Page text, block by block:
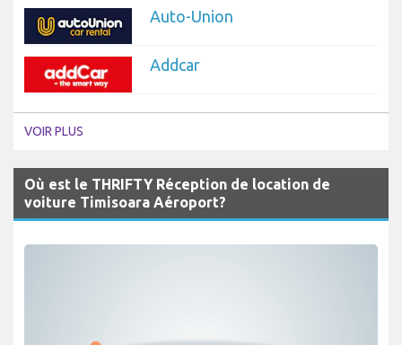
Auto-Union
Addcar
VOIR PLUS
Où est le THRIFTY Réception de location de
voiture Timisoara Aéroport?